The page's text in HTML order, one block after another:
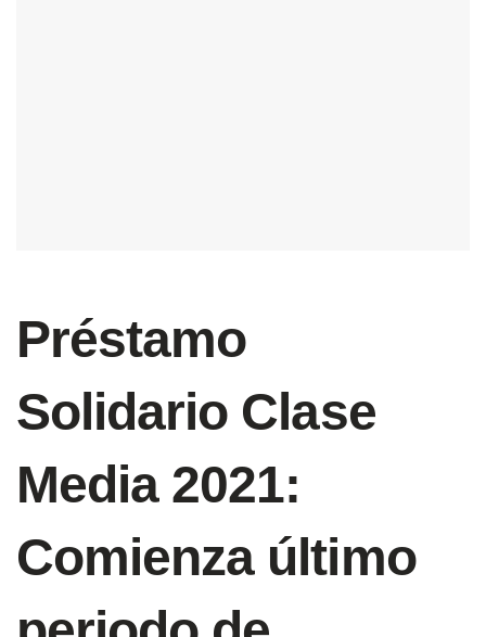
Préstamo
Solidario Clase
Media 2021:
Comienza último